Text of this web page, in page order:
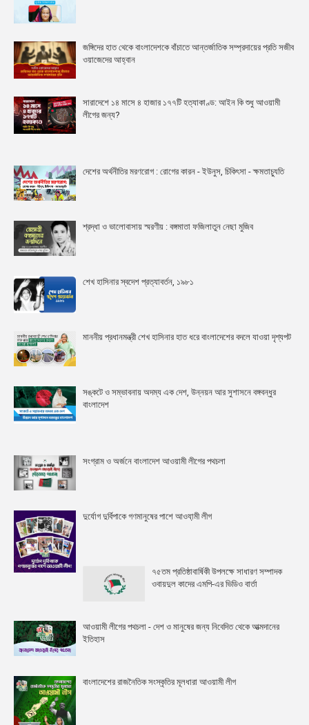
জঙ্গিদের হাত থেকে বাংলাদেশকে বাঁচাতে আন্তর্জাতিক সম্প্রদায়ের প্রতি সজীব
ওয়াজেদের আহ্বান
সারাদেশে ১৪ মাসে ৪ হাজার ১৭৭টি হত্যাকাণ্ড: আইন কি শুধু আওয়ামী
লীগের জন্য?
দেশের অর্থনীতির মরণরোগ : রোগের কারন - ইউনুস, চিকিৎসা - ক্ষমতাচ্যুতি
শ্রদ্ধা ও ভালোবাসায় স্মরণীয় : বঙ্গমাতা ফজিলাতুন নেছা মুজিব
শেখ হাসিনার স্বদেশ প্রত্যাবর্তন, ১৯৮১
মাননীয় প্রধানমন্ত্রী শেখ হাসিনার হাত ধরে বাংলাদেশের বদলে যাওয়া দৃশ্যপট
সঙ্কটে ও সম্ভাবনায় অদম্য এক দেশ, উন্নয়ন আর সুশাসনে বঙ্গবন্ধুর
বাংলাদেশ
সংগ্রাম ও অর্জনে বাংলাদেশ আওয়ামী লীগের পথচলা
দুর্যোগ দুর্বিপাকে গণমানুষের পাশে আওযা়মী লীগ
৭৫তম প্রতিষ্ঠাবার্ষিকী উপলক্ষে সাধারণ সম্পাদক
ওবায়দুল কাদের এমপি-এর ভিডিও বার্তা
আওয়ামী লীগের পথচলা - দেশ ও মানুষের জন্য নিবেদিত থেকে আত্মদানের
ইতিহাস
বাংলাদেশের রাজনৈতিক সংস্কৃতির মূলধারা আওয়ামী লীগ